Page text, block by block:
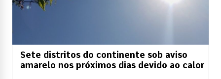
Sete distritos do continente sob aviso
amarelo nos próximos dias devido ao calor